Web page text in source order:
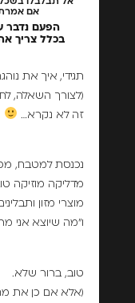
אל תבלבלו
אם אמרת
הפעם נדבר
בכלל צריך
תגידי, איך את
(לצורך השאלה,
זה לא נקרא…
נכנסת למטבח,
מדליקה מוזיקה
מוצרי מזון
ו"מה שיוצא אני
טוב, ברור שלא.
(אלא אם כן את